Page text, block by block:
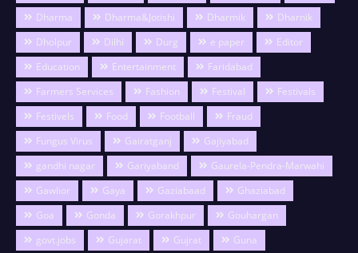
Dharma
Dharma&Jotishi Dharmik
Dharnik
Dholpur
Dilhi Durg e paper
Editor
Education
Entertainment
Faridabad
Farmers Services
Fashion Festival
Festivals
Festivels
Food Football
Fraud
Fungus Virus
Gairatganj
Gajiyabad
gandhi nagar
Gariyaband
Gaurela-Pendra-Marwahi
Gawlior
Gaya Gaziabaad
Ghaziabad
Goa
Gonda Gorakhpur
Gouhargan
govt.jobs
Gujarat Gujrat
Guna